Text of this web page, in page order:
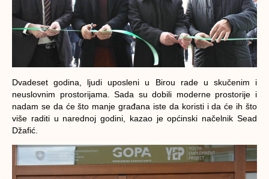
Dvadeset godina, ljudi uposleni u Birou rade u skučenim i
neuslovnim prostorijama. Sada su dobili moderne prostorije i
nadam se da će što manje građana iste da koristi i da će ih što
više raditi u narednoj godini, kazao je općinski načelnik Sead
Džafić.